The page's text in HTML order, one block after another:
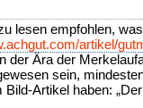
lesen empfohlen,
artikel/
der Ära der
sein,
Bild-Artikel haben: